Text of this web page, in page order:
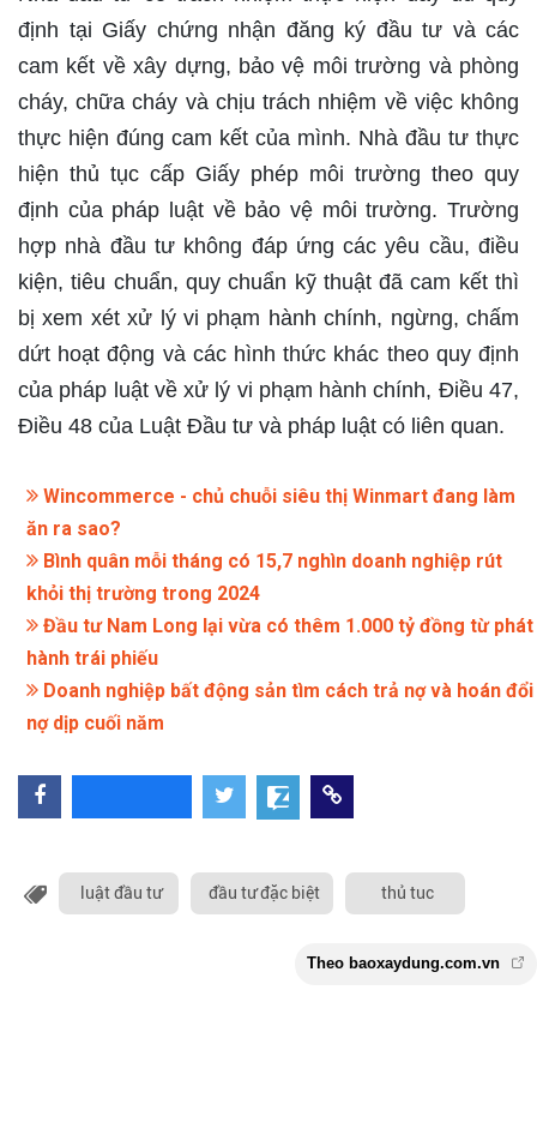
định tại Giấy chứng nhận đăng ký đầu tư và các
cam kết về xây dựng, bảo vệ môi trường và phòng
cháy, chữa cháy và chịu trách nhiệm về việc không
thực hiện đúng cam kết của mình. Nhà đầu tư thực
hiện thủ tục cấp Giấy phép môi trường theo quy
định của pháp luật về bảo vệ môi trường. Trường
hợp nhà đầu tư không đáp ứng các yêu cầu, điều
kiện, tiêu chuẩn, quy chuẩn kỹ thuật đã cam kết thì
bị xem xét xử lý vi phạm hành chính, ngừng, chấm
dứt hoạt động và các hình thức khác theo quy định
của pháp luật về xử lý vi phạm hành chính, Điều 47,
Điều 48 của Luật Đầu tư và pháp luật có liên quan.
Wincommerce - chủ chuỗi siêu thị Winmart đang làm
ăn ra sao?
Bình quân mỗi tháng có 15,7 nghìn doanh nghiệp rút
khỏi thị trường trong 2024
Đầu tư Nam Long lại vừa có thêm 1.000 tỷ đồng từ phát
hành trái phiếu
Doanh nghiệp bất động sản tìm cách trả nợ và hoán đổi
nợ dịp cuối năm
luật đầu tư đầu tư đặc biệt thủ tuc